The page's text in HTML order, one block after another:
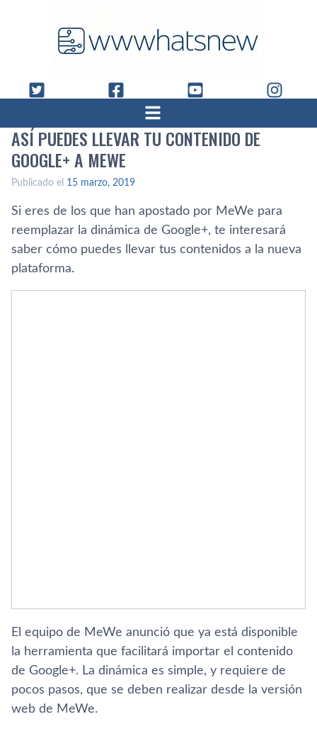
ASÍ PUEDES LLEVAR TU CONTENIDO DE
GOOGLE+ A MEWE
Publicado el 15 marzo, 2019
Si eres de los que han apostado por MeWe para
reemplazar la dinámica de Google+, te interesará
saber cómo puedes llevar tus contenidos a la nueva
plataforma.
El equipo de MeWe anunció que ya está disponible
la herramienta que facilitará importar el contenido
de Google+. La dinámica es simple, y requiere de
pocos pasos, que se deben realizar desde la versión
web de MeWe.